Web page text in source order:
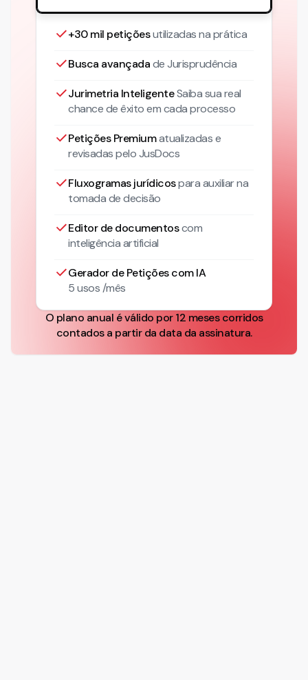
+30 mil petiçõesutilizadas na prática
Busca avançadade Jurisprudência
Jurimetria InteligenteSaiba sua real
chance de êxito em cada processo
Petições Premiumatualizadase
revisadas pelo JusDocs
Fluxogramas jurídicospara auxiliar na
tomada de decisão
Editor de documentoscom
inteligência artificial
Gerador de Petições com IA
5 usos /mês
O plano anual é válido por 12 meses corridos
contados a partir da data da assinatura.